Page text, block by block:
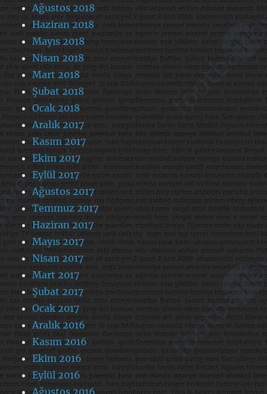
Ağustos 2018
Haziran 2018
Mayıs 2018
Nisan 2018
Mart 2018
Şubat 2018
Ocak 2018
Aralık 2017
Kasım 2017
Ekim 2017
Eylül 2017
Ağustos 2017
Temmuz 2017
Haziran 2017
Mayıs 2017
Nisan 2017
Mart 2017
Şubat 2017
Ocak 2017
Aralık 2016
Kasım 2016
Ekim 2016
Eylül 2016
Ağustos 2016